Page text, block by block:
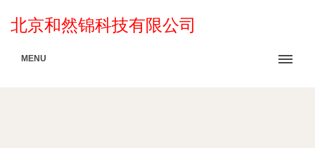
北京和然锦科技有限公司
MENU